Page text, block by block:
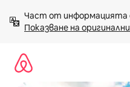
към
съдържанието
Показване на